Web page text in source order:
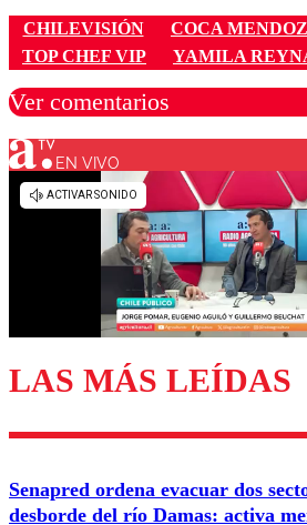
CHILEVISIÓN COCA
TOP CHEF VIP
YAMILA
Ver comentarios
Los comentarios son moderados
diálogo
EN VIVO
LAS MÁS LEÍDAS
Senapred ordena evacuar dos
desborde del río Damas: activa